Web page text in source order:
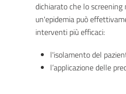
dichiarato che lo
un'epidemia può
interventi più efficaci:
l'isolamento del
l’applicazione delle